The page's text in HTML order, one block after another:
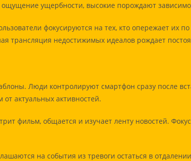
ущербности, высокие порождают
фокусируются на тех, кто опережает их
трансляция недостижимых идеалов рождает
Люди контролируют смартфон сразу после
актуальных активностей.
фильм, общается и изучает ленту новостей.
на события из тревоги остаться в